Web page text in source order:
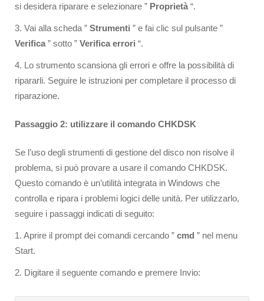
si desidera riparare e selezionare ” Proprietà “.
3. Vai alla scheda ” Strumenti ” e fai clic sul pulsante ”
Verifica ” sotto ” Verifica errori “.
4. Lo strumento scansiona gli errori e offre la possibilità di
ripararli. Seguire le istruzioni per completare il processo di
riparazione.
Passaggio 2: utilizzare il comando CHKDSK
Se l’uso degli strumenti di gestione del disco non risolve il
problema, si può provare a usare il comando CHKDSK.
Questo comando è un’utilità integrata in Windows che
controlla e ripara i problemi logici delle unità. Per utilizzarlo,
seguire i passaggi indicati di seguito:
1. Aprire il prompt dei comandi cercando ” cmd ” nel menu
Start.
2. Digitare il seguente comando e premere Invio: